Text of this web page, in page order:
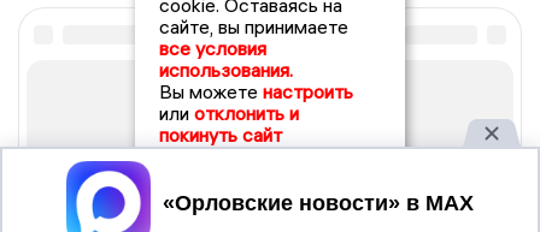
cookie. Оставаясь на
сайте, вы принимаете
все условия
использования.
Вы можете настроить
или отклонить и
покинуть сайт
Принять